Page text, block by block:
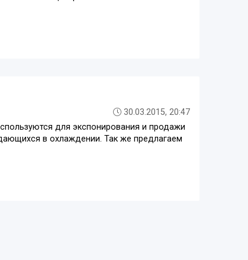
30.03.2015, 20:47
для экспонирования и продажи
в охлаждении. Так же предлагаем